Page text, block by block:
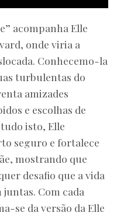
acompanha Elle
onde viria a
Conhecemo-la
turbulentas do
amizades
e escolhas de
isto, Elle
seguro e fortalece
mostrando que
desafio que a vida
juntas. Com cada
se da versão da Elle